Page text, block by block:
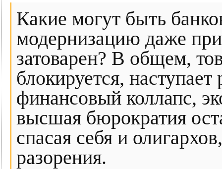
Какие могут быть
модернизацию даже
затоварен? В общем,
блокируется,
финансовый коллапс,
высшая бюрократия
спасая себя и
разорения.